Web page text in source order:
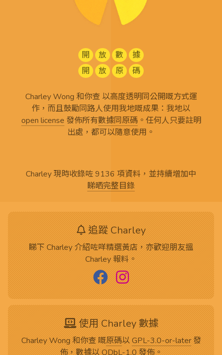
開 放 數
據
開
放 原 碼
Charley Wong 和你查 以高度透明同公開嘅方式運
作，而且鼓勵同路人使用我地嘅成果：我地以
open license 發佈所有數據同原碼。任何人只要註明
出處，都可以隨意使用。
Charley 現時收錄咗 9136 項資料，並持續增加中
睇晒完整目錄
追蹤 Charley
睇下 Charley 介紹咗咩精選黃店，亦歡迎朋友搵
Charley 報料。
使用 Charley 數據
Charley Wong 和你查 嘅原碼以GPL-3.0-or-later發
佈，數據以ODbL-1.0發佈。